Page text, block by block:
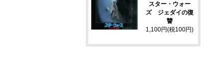
スター・ウォー
ズ ジェダイの復
讐
1,100円(税100円)